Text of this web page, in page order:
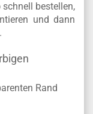
bestellen,
und dann
Rand